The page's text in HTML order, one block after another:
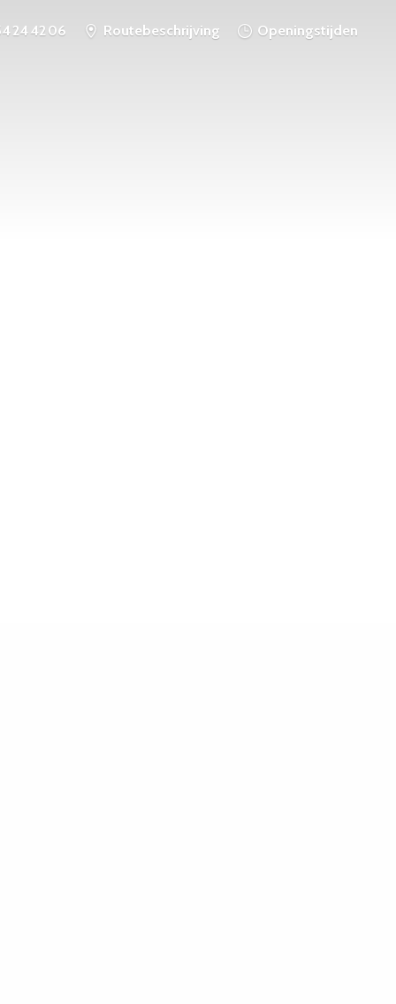
24 42 06 Routebeschrijving Openingstijden